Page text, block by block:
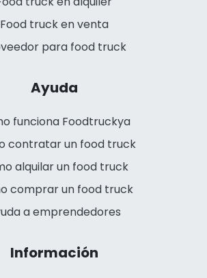
Food truck en venta
para food truck
Ayuda
funciona Foodtruckya
contratar un food truck
alquilar un food truck
comprar un food truck
a emprendedores
Información